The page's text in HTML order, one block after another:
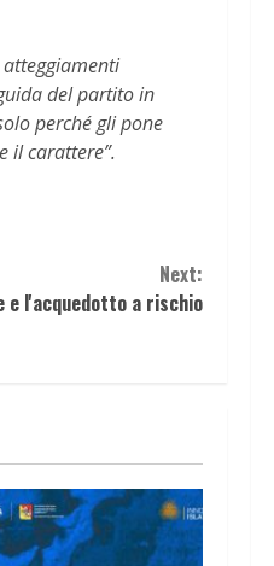
atteggiamenti
del partito in
perché gli pone
il carattere”.
Next:
l'acquedotto a rischio